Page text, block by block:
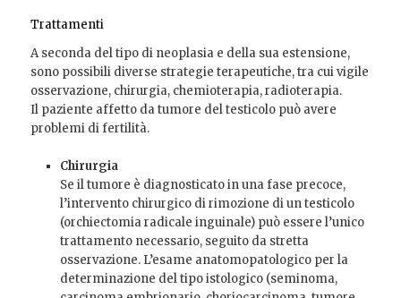
Trattamenti
A seconda del tipo di neoplasia e della sua estensione,
sono possibili diverse strategie terapeutiche, tra cui vigile
osservazione, chirurgia, chemioterapia, radioterapia.
Il paziente affetto da tumore del testicolo può avere
problemi di fertilità.
Chirurgia
Se il tumore è diagnosticato in una fase precoce,
l’intervento chirurgico di rimozione di un testicolo
(orchiectomia radicale inguinale) può essere l’unico
trattamento necessario, seguito da stretta
osservazione. L’esame anatomopatologico per la
determinazione del tipo istologico (seminoma,